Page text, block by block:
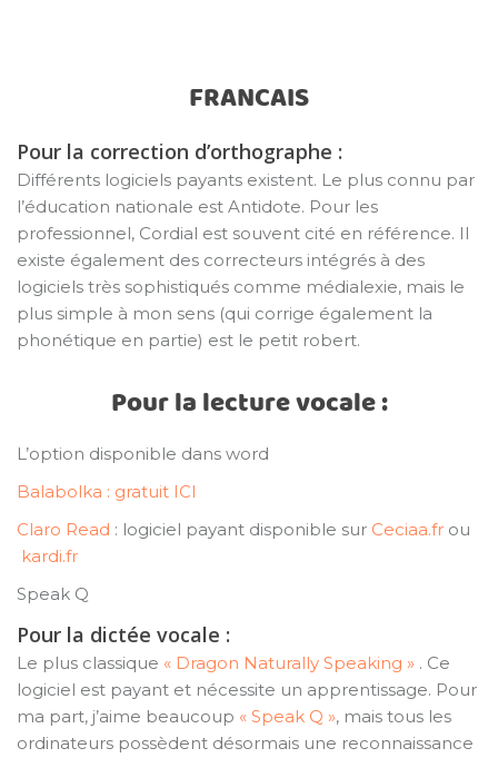
FRANCAIS
Pour la correction d’orthographe :
Différents logiciels payants existent. Le plus connu par
l’éducation nationale est Antidote. Pour les
professionnel, Cordial est souvent cité en référence. Il
existe également des correcteurs intégrés à des
logiciels très sophistiqués comme médialexie, mais le
plus simple à mon sens (qui corrige également la
phonétique en partie) est le petit robert.
Pour la lecture vocale :
L’option disponible dans word
Balabolka : gratuit ICI
Claro Read : logiciel payant disponible sur Ceciaa.fr ou
kardi.fr
Speak Q
Pour la dictée vocale :
Le plus classique « Dragon Naturally Speaking » . Ce
logiciel est payant et nécessite un apprentissage. Pour
ma part, j’aime beaucoup « Speak Q », mais tous les
ordinateurs possèdent désormais une reconnaissance